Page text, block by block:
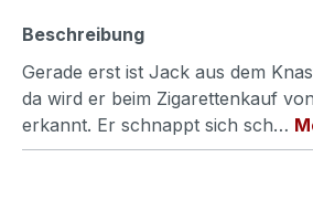
Beschreibung
Gerade erst ist Jack aus dem
da wird er beim Zigarettenkauf
erkannt. Er schnappt sich sch…